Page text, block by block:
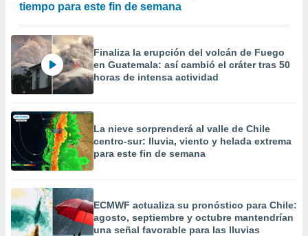
tiempo para este fin de semana
Finaliza la erupción del volcán de Fuego
en Guatemala: así cambió el cráter tras 50
horas de intensa actividad
La nieve sorprenderá al valle de Chile
centro-sur: lluvia, viento y helada extrema
para este fin de semana
ECMWF actualiza su pronóstico para Chile:
agosto, septiembre y octubre mantendrían
una señal favorable para las lluvias